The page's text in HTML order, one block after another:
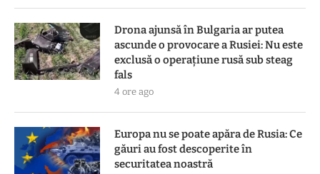
Drona ajunsă în Bulgaria ar putea
ascunde o provocare a Rusiei: Nu este
exclusă o operațiune rusă sub steag
fals
4 ore ago
Europa nu se poate apăra de Rusia: Ce
găuri au fost descoperite în
securitatea noastră